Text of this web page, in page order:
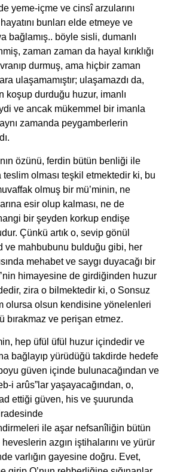
yeme-içme ve cinsî arzularını
bunları elde etmeye ve
bağlamış.. böyle sisli, dumanlı
zaman zaman da hayal kırıklığı
durmuş, ama hiçbir zaman
ulaşamamıştır; ulaşamazdı da,
koşup durduğu huzur, imanlı
ve ancak mükemmel bir imanla
zamanda peygamberlerin
özünü, ferdin bütün benliği ile
teslim olması teşkil etmektedir ki, bu
olmuş bir mü’minin, ne
esir olup kalması, ne de
bir şeyden korkup endişe
Çünkü artık o, sevip gönül
ve mahbubunu bulduğu gibi, her
mehabet ve saygı duyacağı bir
himayesine de girdiğinden huzur
zira o bilmektedir ki, o Sonsuz
olursa olsun kendisine yönelenleri
bırakmaz ve perişan etmez.
hep üfül üfül huzur içindedir ve
bağlayıp yürüdüğü takdirde hedefe
güven içinde bulunacağından ve
i arûs”lar yaşayacağından, o,
ettiği güven, his ve şuurunda
ile aşar nefsanîliğin bütün
azgın iştihalarını ve yürür
varlığın gayesine doğru. Evet,